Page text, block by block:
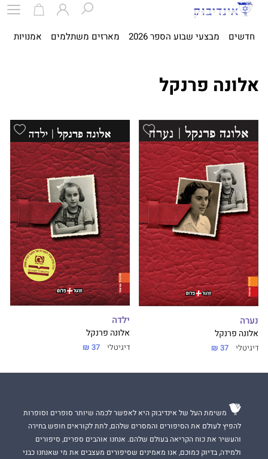
חדשים מבצעי שבוע הספר 2026 מארזים משתלמים אמנויות
אלונה פרנקל
נערה
אלונה פרנקל
דיגיטלי 37 ₪
ילדה
אלונה פרנקל
דיגיטלי 37 ₪
משימת העל של אינדיבוק היא לאפשר לכמה שיותר סופרים וסופרות
להפיץ לעולם את הסיפורים והמסרים שלהם, לתת לקוראים חופש בחירה
והעשיר את כוח הקריאה בעולם שלהם. אנחנו אוהבים ספרים, סיפורים
ולמידה, בדיוק כמוכם, אנו מאמינים שסיפורים מעצבים את מי שאנחנו כבני